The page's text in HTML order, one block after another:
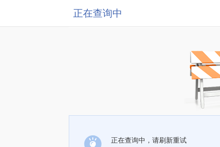
正在查询中
正在查询中，请刷新重试